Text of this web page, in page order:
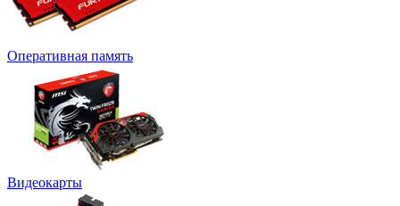
Оперативная память
Видеокарты